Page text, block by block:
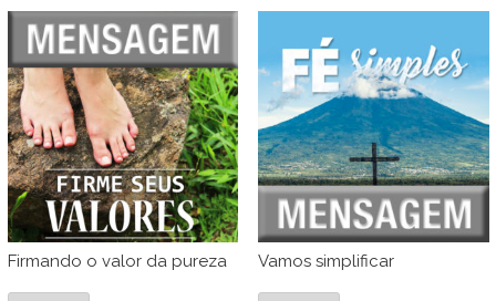
Firmando o valor da pureza Vamos simplificar